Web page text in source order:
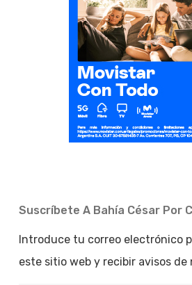
Suscríbete A Bahía César Por
Introduce tu correo electrónico
este sitio web y recibir avisos de